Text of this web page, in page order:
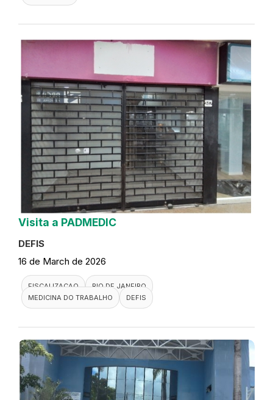
Visita a PADMEDIC
DEFIS
16 de March de 2026
FISCALIZACAO
RIO DE JANEIRO
MEDICINA DO TRABALHO
DEFIS